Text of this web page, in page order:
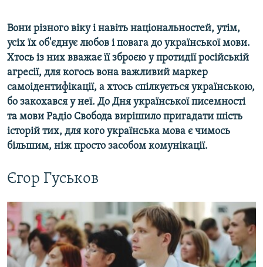
Усі сайти RFE/RL
Вони різного віку і навіть національностей, утім,
усіх їх об'єднує любов і повага до української мови.
Хтось із них вважає її зброєю у протидії російській
агресії, для когось вона важливий маркер
самоідентифікації, а хтось спілкується українською,
бо закохався у неї. До Дня української писемності
та мови Радіо Свобода вирішило пригадати шість
історій тих, для кого українська мова є чимось
більшим, ніж просто засобом комунікації.
Єгор Гуськов